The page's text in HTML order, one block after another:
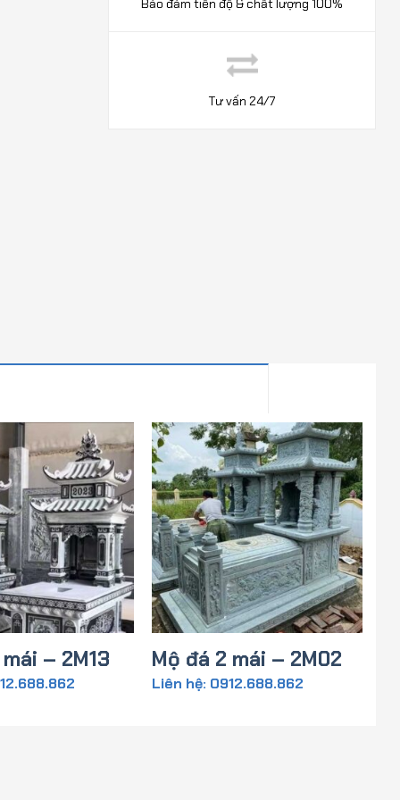
Bảo đảm tiến độ & chất lượng 100%
Tư vấn 24/7
– 2M13 Mộ đá 2 mái – 2M02
Liên hệ: 0912.688.862